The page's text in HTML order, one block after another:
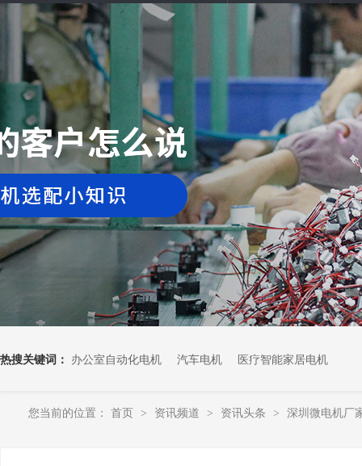
关于91短视频APP下载污黄
热搜关键词： 办公室自动化电机 汽车电机 医疗智能家居电机
您当前的位置： 首页 > 资讯频道 > 资讯头条 > 深圳微电机厂